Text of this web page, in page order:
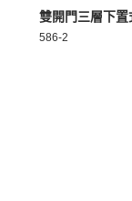
雙開門三層下
586-2